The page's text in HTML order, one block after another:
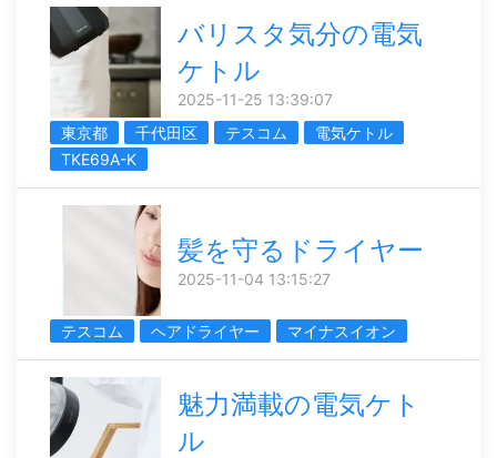
バリスタ気分の電気
ケトル
2025-11-25 13:39:07
東京都
千代田区 テスコム
電気ケトル
TKE69A-K
髪を守るドライヤー
2025-11-04 13:15:27
テスコム ヘアドライヤー マイナスイオン
魅力満載の電気ケト
ル